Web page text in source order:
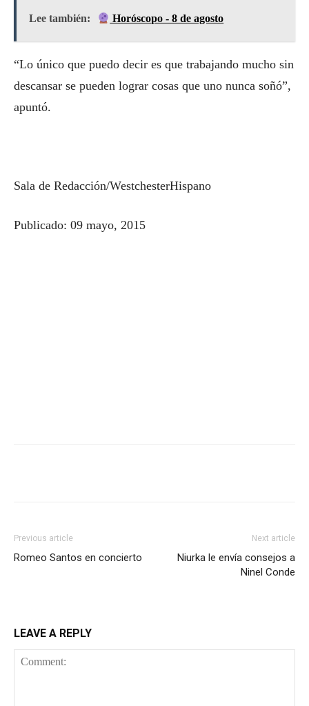
Lee también: Horóscopo - 8 de agosto
“Lo único que puedo decir es que trabajando mucho sin
descansar se pueden lograr cosas que uno nunca soñó”,
apuntó.
Sala de Redacción/WestchesterHispano
Publicado: 09 mayo, 2015
Previous article
Romeo Santos en concierto
Next article
Niurka le envía consejos a
Ninel Conde
LEAVE A REPLY